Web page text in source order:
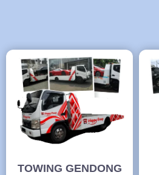
TOWING GENDONG